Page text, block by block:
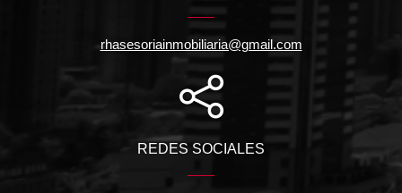
rhasesoriainmobiliaria@gmail.com
REDES SOCIALES